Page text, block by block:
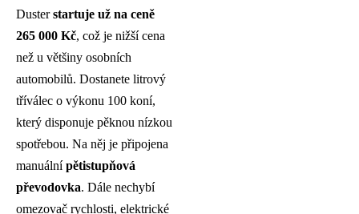
Dusterstartuje už na ceně
265 000 Kč, což je nižší cena
než u většiny osobních
automobilů. Dostanete litrový
tříválec o výkonu 100 koní,
který disponuje pěknou nízkou
spotřebou. Na něj je připojena
manuálnípětistupňová
převodovka. Dále nechybí
omezovač rychlosti, elektrické